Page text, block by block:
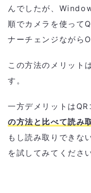
んでしたが、
順でカメラを使って
ナーチェンジながら
この方法のメリット
す。
一方デメリットはQR
の方法と比べて読み
もし読み取りできな
を試してみてください